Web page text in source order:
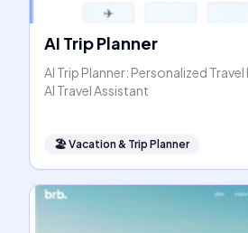
AI Trip Planner
AI Trip Planner: Personalized
AI Travel Assistant
🏖Vacation & Trip Planner